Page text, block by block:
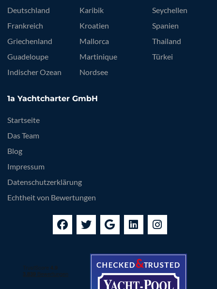
Deutschland
Frankreich
Griechenland
Guadeloupe
Indischer Ozean
Karibik
Kroatien
Mallorca
Martinique
Nordsee
Seychellen
Spanien
Thailand
Türkei
1a Yachtcharter GmbH
Startseite
Das Team
Blog
Impressum
Datenschutzerklärung
Echtheit von Bewertungen